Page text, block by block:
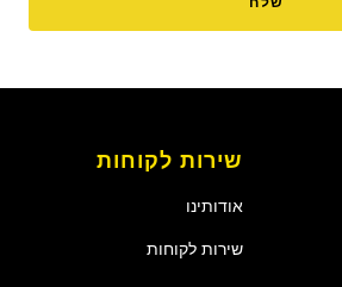
שירות לקוחות
אודותינו
שירות לקוחות